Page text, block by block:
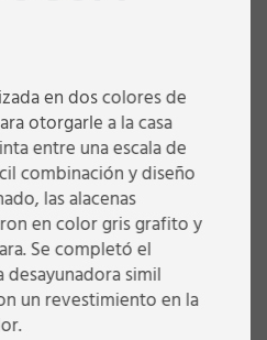
en dos colores de
otorgarle a la casa
entre una escala de
combinación y diseño
las alacenas
en color gris grafito y
Se completó el
desayunadora simil
un revestimiento en la